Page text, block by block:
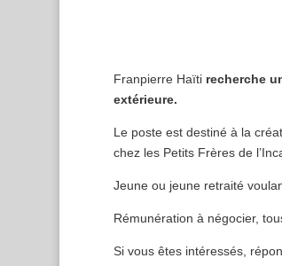
Franpierre Haïti recherche
extérieure.
Le poste est destiné à la
chez les Petits Frères de
Jeune ou jeune retraité
Rémunération à négocier,
Si vous êtes intéressés,